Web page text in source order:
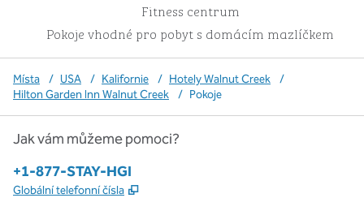
Fitness centrum
Pokoje vhodné pro pobyt s domácím mazlíčkem
Místa / USA / Kalifornie / Hotely Walnut Creek
/
Hilton Garden Inn Walnut Creek
/ Pokoje
Jak vám můžeme pomoci?
Telefon:
+1-877-STAY-HGI
Globální telefonní čísla ,